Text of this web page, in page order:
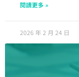
閱讀更多 »
2026 年 2 月 24 日